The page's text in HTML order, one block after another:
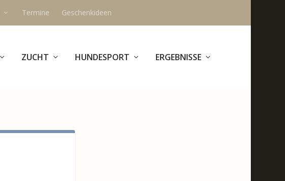
Termine Geschenkideen
ZUCHT HUNDESPORT ERGEBNISSE